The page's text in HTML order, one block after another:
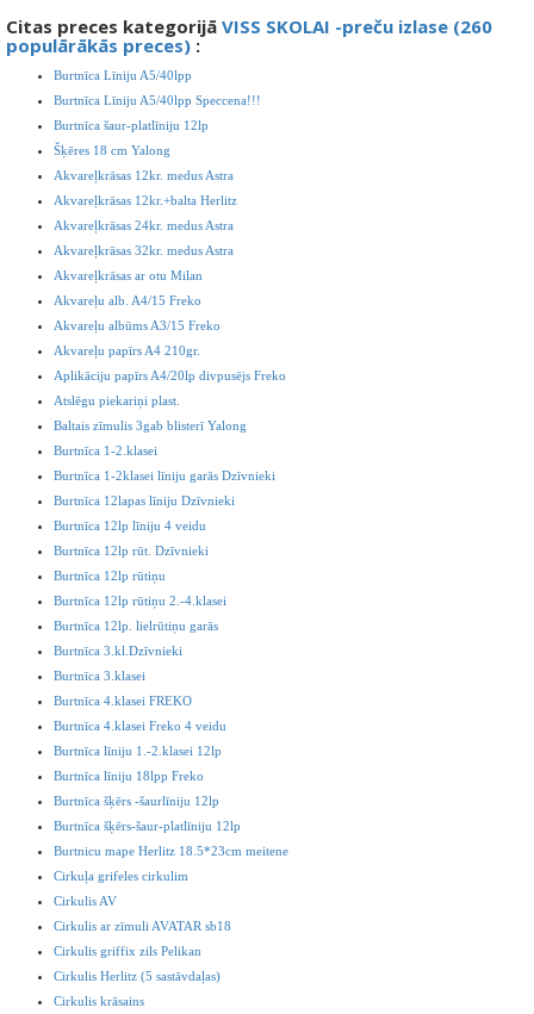
Citas preces kategorijā VISS SKOLAI -preču izlase (260
populārākās preces) :
Burtnīca Līniju A5/40lpp
Burtnīca Līniju A5/40lpp Speccena!!!
Burtnīca šaur-platlīniju 12lp
Šķēres 18 cm Yalong
Akvareļkrāsas 12kr. medus Astra
Akvareļkrāsas 12kr.+balta Herlitz
Akvareļkrāsas 24kr. medus Astra
Akvareļkrāsas 32kr. medus Astra
Akvareļkrāsas ar otu Milan
Akvareļu alb. A4/15 Freko
Akvareļu albūms A3/15 Freko
Akvareļu papīrs A4 210gr.
Aplikāciju papīrs A4/20lp divpusējs Freko
Atslēgu piekariņi plast.
Baltais zīmulis 3gab blisterī Yalong
Burtnīca 1-2.klasei
Burtnīca 1-2klasei līniju garās Dzīvnieki
Burtnīca 12lapas līniju Dzīvnieki
Burtnīca 12lp līniju 4 veidu
Burtnīca 12lp rūt. Dzīvnieki
Burtnīca 12lp rūtiņu
Burtnīca 12lp rūtiņu 2.-4.klasei
Burtnīca 12lp. lielrūtiņu garās
Burtnīca 3.kl.Dzīvnieki
Burtnīca 3.klasei
Burtnīca 4.klasei FREKO
Burtnīca 4.klasei Freko 4 veidu
Burtnīca līniju 1.-2.klasei 12lp
Burtnīca līniju 18lpp Freko
Burtnīca šķērs -šaurlīniju 12lp
Burtnīca šķērs-šaur-platlīniju 12lp
Burtnicu mape Herlitz 18.5*23cm meitene
Cirkuļa grifeles cirkulim
Cirkulis AV
Cirkulis ar zīmuli AVATAR sb18
Cirkulis griffix zils Pelikan
Cirkulis Herlitz (5 sastāvdaļas)
Cirkulis krāsains